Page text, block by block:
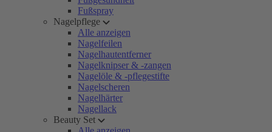
Fußspray
Nagelpflege
Alle anzeigen
Nagelfeilen
Nagelhautentferner
Nagelknipser & -zangen
Nagelöle & -pflegestifte
Nagelscheren
Nagelhärter
Nagellack
Beauty Set